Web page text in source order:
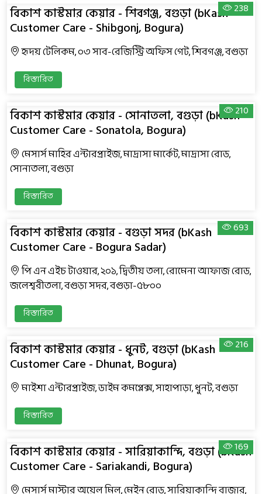
238
বিকাশ কাস্টমার কেয়ার - শিবগঞ্জ, বগুড়া (bKash
Customer Care - Shibgonj, Bogura)
হৃদয় টেলিকম, ০৩ সাব-রেজিস্ট্রি অফিস গেট, শিবগঞ্জ, বগুড়া
বিস্তারিত
210
বিকাশ কাস্টমার কেয়ার - সোনাতলা, বগুড়া (bKash
Customer Care - Sonatola, Bogura)
মেসার্স মাহির এন্টারপ্রাইজ, মাদ্রাসা মার্কেট, মাদ্রাসা রোড,
সোনাতলা, বগুড়া
বিস্তারিত
693
বিকাশ কাস্টমার কেয়ার - বগুড়া সদর (bKash
Customer Care - Bogura Sadar)
পি এন এইচ টাওয়ার, ২০১, দ্বিতীয় তলা, রোমেনা আফাজ রোড,
জলেশ্বরীতলা, বগুড়া সদর, বগুড়া-৫৮০০
বিস্তারিত
216
বিকাশ কাস্টমার কেয়ার - ধুনট, বগুড়া (bKash
Customer Care - Dhunat, Bogura)
মাইশা এন্টারপ্রাইজ, ডাইম কমপ্লেক্স, সাহাপাড়া, ধুনট, বগুড়া
বিস্তারিত
169
বিকাশ কাস্টমার কেয়ার - সারিয়াকান্দি, বগুড়া (bKash
Customer Care - Sariakandi, Bogura)